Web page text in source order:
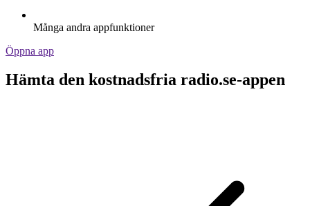
Många andra appfunktioner
Öppna app
Hämta den kostnadsfria radio.se-appen